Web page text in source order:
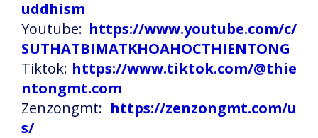
uddhism
Youtube: https://www.youtube.com/c/
SUTHATBIMATKHOAHOCTHIENTONG
Tiktok: https://www.tiktok.com/@thie
ntongmt.com
Zenzongmt: https://zenzongmt.com/u
s/